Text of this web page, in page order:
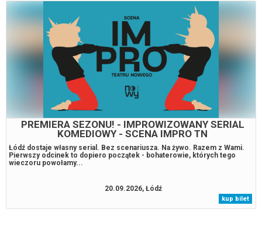
Księga pustyni
Odyseja
Piknik pod Wiszącą Skałą
PREMIERA SEZONU! - IMPROWIZOWANY SERIAL
KOMEDIOWY - SCENA IMPRO TN
Łódź dostaje własny serial. Bez scenariusza. Na żywo. Razem z Wami.
Pierwszy odcinek to dopiero początek - bohaterowie, których tego
wieczoru powołamy...
20.09.2026, Łódź
kup bilet